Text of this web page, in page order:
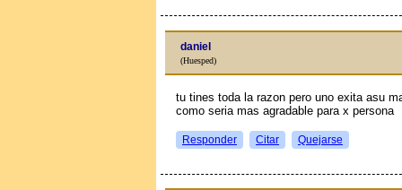
daniel
(Huesped)
tu tines toda la razon pero uno exita asu
como seria mas agradable para x persona
Responder Citar Quejarse